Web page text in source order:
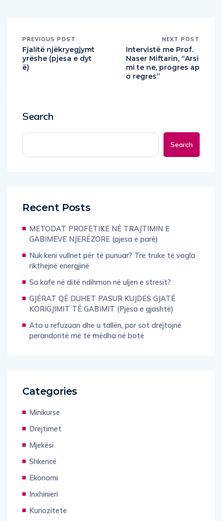
PREVIOUS POST
Fjalitë njëkryegjymt
yrëshe (pjesa e dyt
ë)
NEXT POST
Intervistë me Prof.
Naser Miftarin, “Arsi
mi te ne, progres ap
o regres”
Search
Search
Recent Posts
METODAT PROFETIKE NË TRAJTIMIN E
GABIMEVE NJERËZORE (pjesa e parë)
Nuk keni vullnet për të punuar? Tre truke të vogla
rikthejnë energjinë
Sa kafe në ditë ndihmon në uljen e stresit?
GJËRAT QË DUHET PASUR KUJDES GJATË
KORIGJIMIT TË GABIMIT (Pjesa e gjashtë)
Ata u refuzuan dhe u tallën, por sot drejtojnë
perandoritë më të mëdha në botë
Categories
Minikurse
Drejtimet
Mjekësi
Shkencë
Ekonomi
Inxhinieri
Kuriozitete